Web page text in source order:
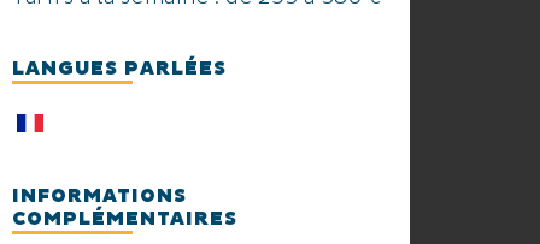
LANGUES PARLÉES
INFORMATIONS
COMPLÉMENTAIRES